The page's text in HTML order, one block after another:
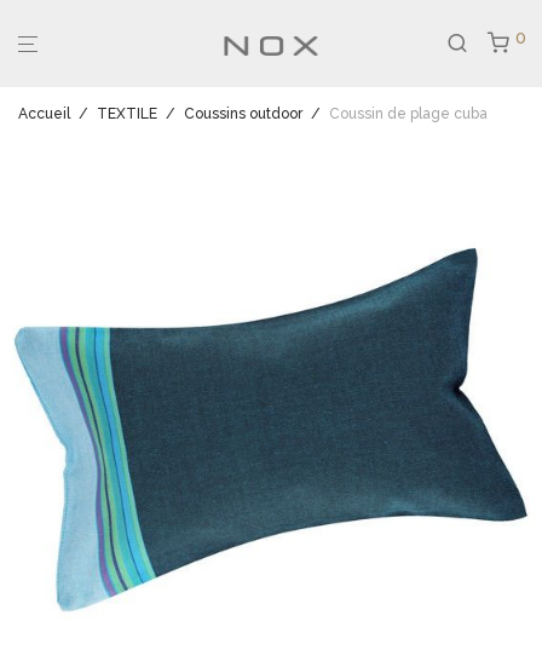
0
Accueil / TEXTILE / Coussins outdoor / Coussin de plage cuba